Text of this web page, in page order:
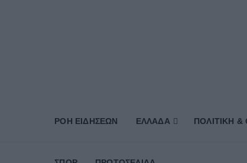
ΡΟΗ ΕΙΔΗΣΕΩΝ ΕΛΛΑΔΑ ΠΟΛΙΤΙΚΗ